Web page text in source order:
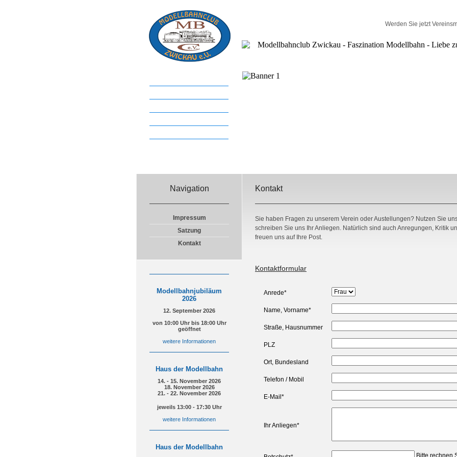
Werden Sie jetzt
Navigation
Impressum
Satzung
Kontakt
Modellbahnjubiläum
2026
12. September 2026
von 10:00 Uhr bis 18:00 Uhr
geöffnet
weitere Informationen
Haus der Modellbahn
14. - 15. November 2026
18. November 2026
21. - 22. November 2026
jeweils 13:00 - 17:30 Uhr
weitere Informationen
Haus der Modellbahn
Kontakt
Sie haben Fragen zu unserem Verein oder Austellungen? Nutzen Sie
schreiben Sie uns Ihr Anliegen. Natürlich sind auch Anregungen, Kritik
freuen uns auf Ihre Post.
Kontaktformular
Anrede*
Name, Vorname*
Straße, Hausnummer
PLZ
Ort, Bundesland
Telefon / Mobil
E-Mail *
Ihr Anliegen*
Bitte rechnen